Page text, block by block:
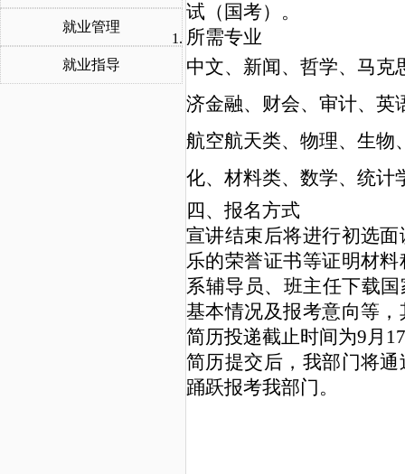
就业管理
就业指导
试（国考）。
所需专业
中文、新闻、哲学、马克
济金融、财会、审计、英
航空航天类、物理、生物
化、材料类、数学、统计
四、报名方式
宣讲结束后将进行初选
乐的荣誉证书等证明材
系辅导员、班主任下载
基本情况及报考意向等
简历投递截止时间为9月
简历提交后，我部门将
踊跃报考我部门。